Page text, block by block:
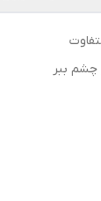
چشم ببر